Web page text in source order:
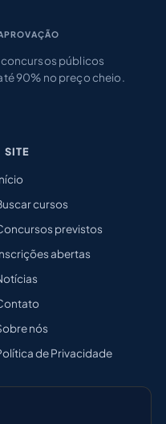
públicos
90% no preço cheio.
SITE
cursos
previstos
abertas
nós
de Privacidade